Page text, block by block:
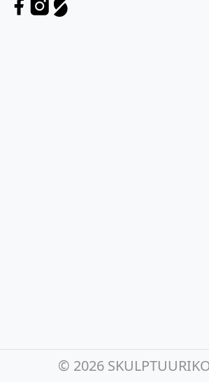
© 2026